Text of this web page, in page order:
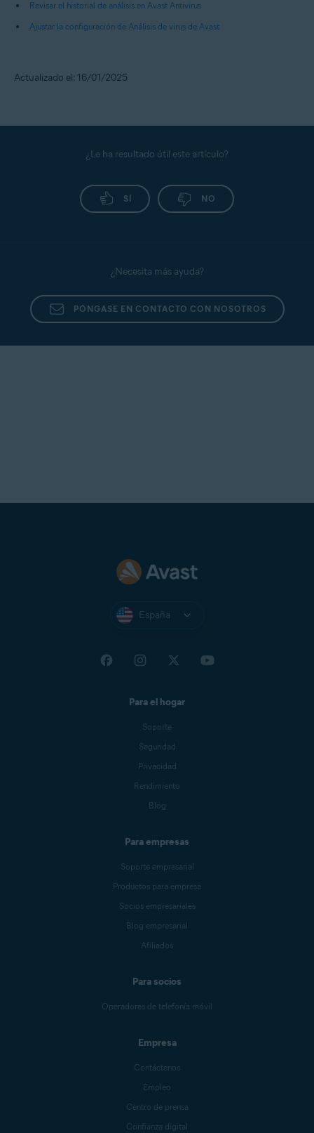
Revisar el historial de análisis en Avast Antivirus
Ajustar la configuración de Análisis de virus de Avast
Actualizado el: 16/01/2025
¿Le ha resultado útil este artículo?
SÍ NO
¿Necesita más ayuda?
PÓNGASE EN CONTACTO CON NOSOTROS
España
Para el hogar
Soporte
Seguridad
Privacidad
Rendimiento
Blog
Para empresas
Soporte empresarial
Productos para empresa
Socios empresariales
Blog empresarial
Afiliados
Para socios
Operadores de telefonía móvil
Empresa
Contáctenos
Empleo
Centro de prensa
Confianza digital